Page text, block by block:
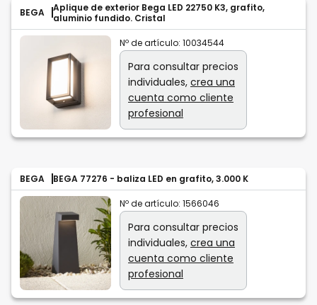
BEGA
Aplique de exterior Bega LED 22750 K3, grafito,
aluminio fundido. Cristal
Nº de artículo: 10034544
Para consultar precios
individuales, crea una
cuenta como cliente
profesional
BEGA BEGA 77276 - baliza LED en grafito, 3.000 K
Nº de artículo: 1566046
Para consultar precios
individuales, crea una
cuenta como cliente
profesional